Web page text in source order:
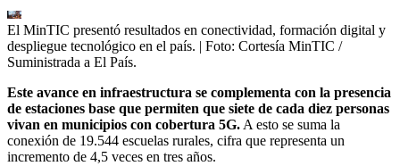
El MinTIC presentó resultados en conectividad, formación digital y
despliegue tecnológico en el país. | Foto: Cortesía MinTIC /
Suministrada a El País.
Este avance en infraestructura se complementa con la presencia
de estaciones base que permiten que siete de cada diez personas
vivan en municipios con cobertura 5G. A esto se suma la
conexión de 19.544 escuelas rurales, cifra que representa un
incremento de 4,5 veces en tres años.